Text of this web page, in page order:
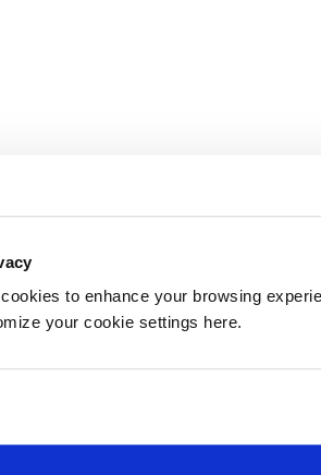
to enhance your browsing
your cookie settings here.